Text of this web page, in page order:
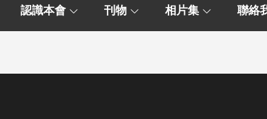
認識本會 刊物 相片集 聯絡